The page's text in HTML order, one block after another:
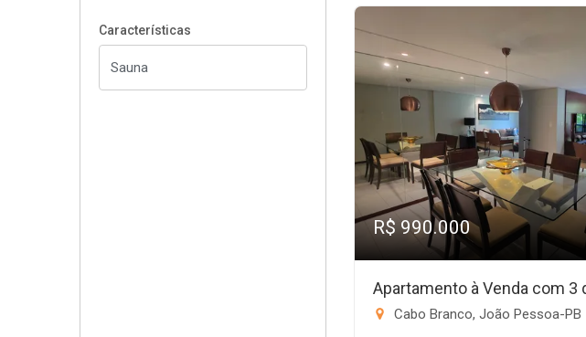
Características
R$ 990.000
Apartamento à Venda com 3
Cabo Branco, João Pessoa-PB